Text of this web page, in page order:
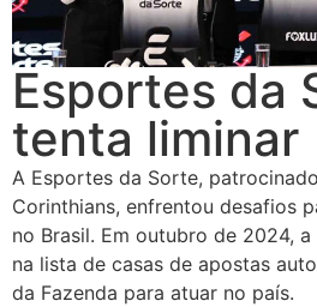
Esportes da
tenta liminar
A Esportes da Sorte,
Corinthians, enfrentou desafios
no Brasil. Em outubro de 2024,
na lista de casas de apostas
da Fazenda para atuar no país.